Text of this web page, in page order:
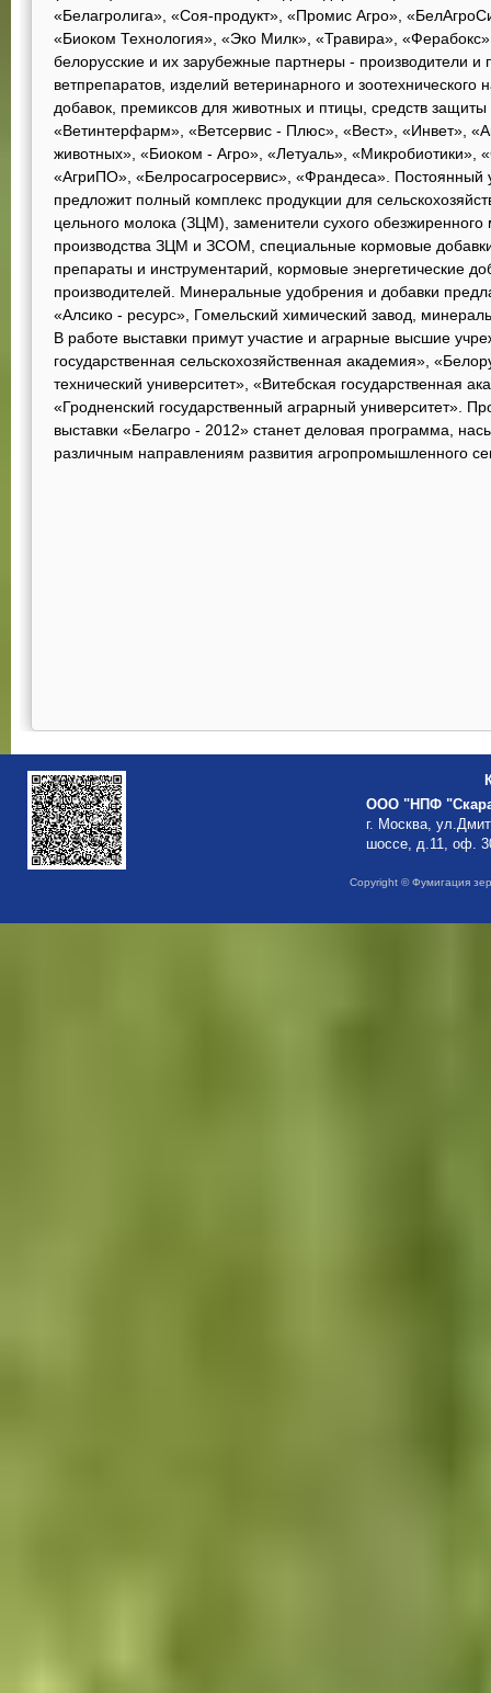
«Белагролига», «Соя-продукт», «Промис Агро»,
«Биоком Технология», «Эко Милк», «Травира»,
белорусские и их зарубежные партнеры - производители и
ветпрепаратов, изделий ветеринарного и зоотехнического
добавок, премиксов для животных и птицы, средств защиты
«Ветинтерфарм», «Ветсервис - Плюс», «Вест», «Инвет»,
животных», «Биоком - Агро», «Летуаль»,
«АгриПО», «Белросагросервис», «Франдеса».
предложит полный комплекс продукции для
цельного молока (ЗЦМ), заменители сухого
производства ЗЦМ и ЗСОМ, специальные кормовые
препараты и инструментарий, кормовые энергетические
производителей. Минеральные удобрения и добавки
«Алсико - ресурс», Гомельский химический завод,
В работе выставки примут участие и аграрные высшие
государственная сельскохозяйственная академия»,
технический университет», «Витебская государственная
«Гродненский государственный аграрный университет».
выставки «Белагро - 2012» станет деловая программа,
различным направлениям развития агропромышленного
ООО "НПФ
г. Москва,
шоссе, д.11, оф.
Copyright © Фумигация